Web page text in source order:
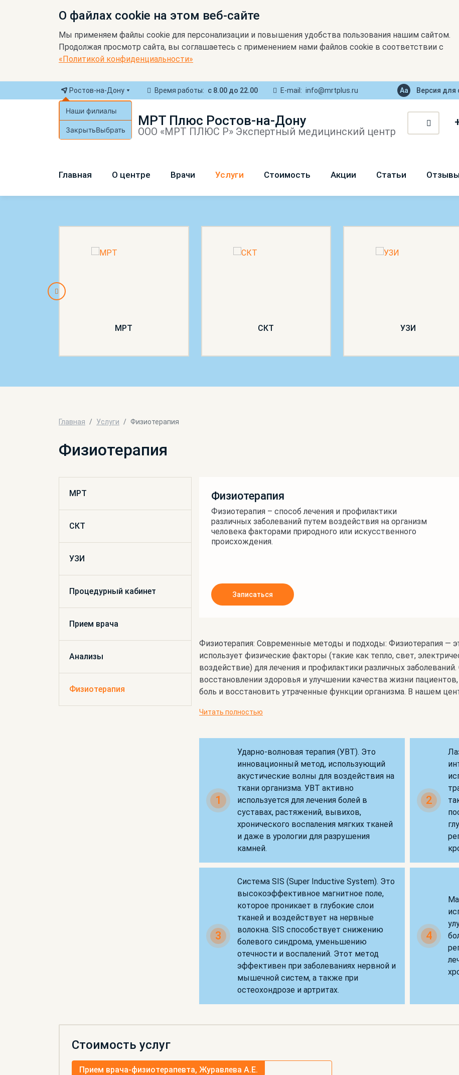
О файлах cookie на этом веб-сайте
Мы применяем файлы cookie для персонализации и повышения удобства пользования нашим сайтом.
Продолжая просмотр сайта, вы соглашаетесь с применением нами файлов cookie в соответствии с
«Политикой конфиденциальности»
Ростов-на-Дону
Наши филиалы
ЗакрытьВыбрать
Время работы: с 8.00 до 22.00 E-mail: info@mrtplus.ru Версия
МРТ Плюс Ростов-на-Дону
ООО «МРТ ПЛЮС Р» Экспертный медицинский центр
Главная О центре Врачи Услуги Стоимость Акции Статьи Отзывы
МРТ СКТ УЗИ
Главная Услуги Физиотерапия
Физиотерапия
МРТ
СКТ
УЗИ
Процедурный кабинет
Прием врача
Анализы
Физиотерапия
Физиотерапия
Физиотерапия – способ лечения и профилактики
различных заболеваний путем воздействия на организм
человека факторами природного или искусственного
происхождения.
Записаться
Физиотерапия: Современные методы и подходы: Физиотерапия —
использует физические факторы (такие как тепло, свет,
воздействие) для лечения и профилактики различных
восстановлении здоровья и улучшении качества жизни
боль и восстановить утраченные функции организма. В нашем
Читать полностью
1
Ударно-волновая терапия (УВТ). Это
инновационный метод, использующий
акустические волны для воздействия на
ткани организма. УВТ активно
используется для лечения болей в
суставах, растяжений, вывихов,
хронического воспаления мягких тканей
и даже в урологии для разрушения
камней.
2
3
Система SIS (Super Inductive System). Это
высокоэффективное магнитное поле,
которое проникает в глубокие слои
тканей и воздействует на нервные
волокна. SIS способствует снижению
болевого синдрома, уменьшению
отечности и воспалений. Этот метод
эффективен при заболеваниях нервной и
мышечной систем, а также при
остеохондрозе и артритах.
4
Стоимость услуг
Прием врача-физиотерапевта, Журавлева А.Е.